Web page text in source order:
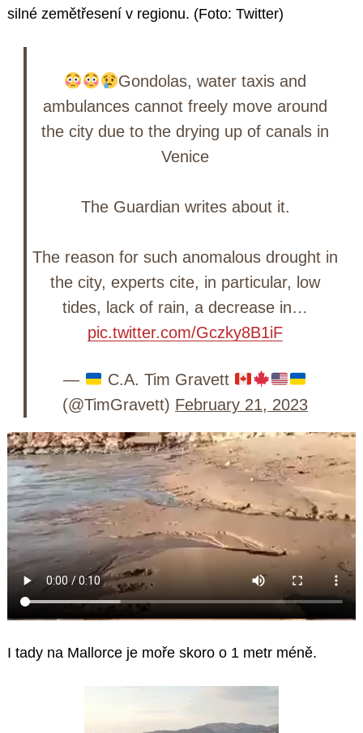
silné zemětřesení v regionu. (Foto: Twitter)
Gondolas, water taxis and
ambulances cannot freely move around
the city due to the drying up of canals in
Venice
The Guardian writes about it.
The reason for such anomalous drought in
the city, experts cite, in particular, low
tides, lack of rain, a decrease in…
pic.twitter.com/Gczky8B1iF
—
C.A. Tim Gravett
(@TimGravett) February 21, 2023
I tady na Mallorce je moře skoro o 1 metr méně.